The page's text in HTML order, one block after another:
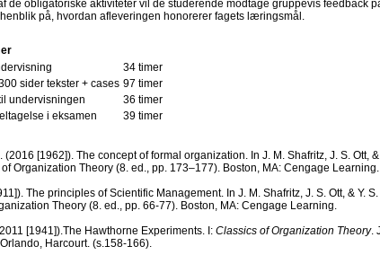
de obligatoriske aktiviteter vil de studerende modtage gruppevis feedback
på, hvordan afleveringen honorerer fagets læringsmål.
34 timer
sider tekster + cases 97 timer
undervisningen
36 timer
i eksamen
39 timer
(2016 [1962]). The concept of formal organization. In J. M. Shafritz, J. S. Ott, &
Organization Theory (8. ed., pp. 173–177). Boston, MA: Cengage Learning.
The principles of Scientific Management. In J. M. Shafritz, J. S. Ott, & Y.
Theory (8. ed., pp. 66-77). Boston, MA: Cengage Learning.
[1941]).The Hawthorne Experiments. I: Classics of Organization Theory.
Harcourt. (s.158-166).